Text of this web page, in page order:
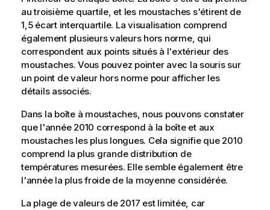
au troisième quartile, et les moustaches s'étirent de
1,5 écart interquartile. La visualisation comprend
également plusieurs valeurs hors norme, qui
correspondent aux points situés à l'extérieur des
moustaches. Vous pouvez pointer avec la souris sur
un point de valeur hors norme pour afficher les
détails associés.
Dans la boîte à moustaches, nous pouvons constater
que l'année 2010 correspond à la boîte et aux
moustaches les plus longues. Cela signifie que 2010
comprend la plus grande distribution de
températures mesurées. Elle semble également être
l'année la plus froide de la moyenne considérée.
La plage de valeurs de 2017 est limitée, car